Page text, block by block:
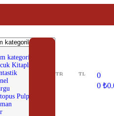
kategoriler
Kitapları
Pulp Serisi
TR TL
0
0 ₺